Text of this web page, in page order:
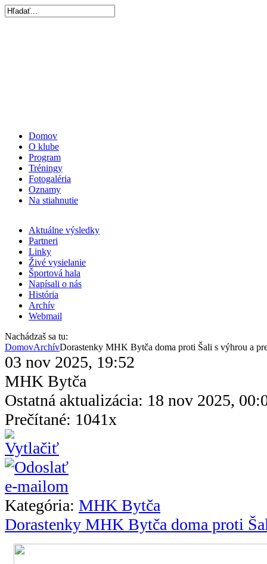
Domov
O klube
Program
Tréningy
Fotogaléria
Oznamy
Na stiahnutie
Aktuálne výsledky
Partneri
Linky
Živé vysielanie
Športová hala
Napísali o nás
História
Archív
Webmail
Nachádzaš sa tu:
DomovArchívDorastenky MHK Bytča doma proti Šali s výhrou a
03 nov 2025, 19:52
MHK Bytča
Ostatná aktualizácia: 18 nov 2025,
Prečítané: 1041x
Kategória: MHK Bytča
Dorastenky MHK Bytča doma proti